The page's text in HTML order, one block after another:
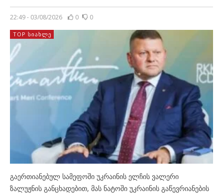
22:49 - 03/08/2026 0 0
TOP ᲡᲘᲐᲮᲚᲔ
გაერთიანებულ სამეფოში უკრაინის ელჩის ვალერი
ზალუჟნის განცხადებით, მას ნატოში უკრაინის გაწევრიანების